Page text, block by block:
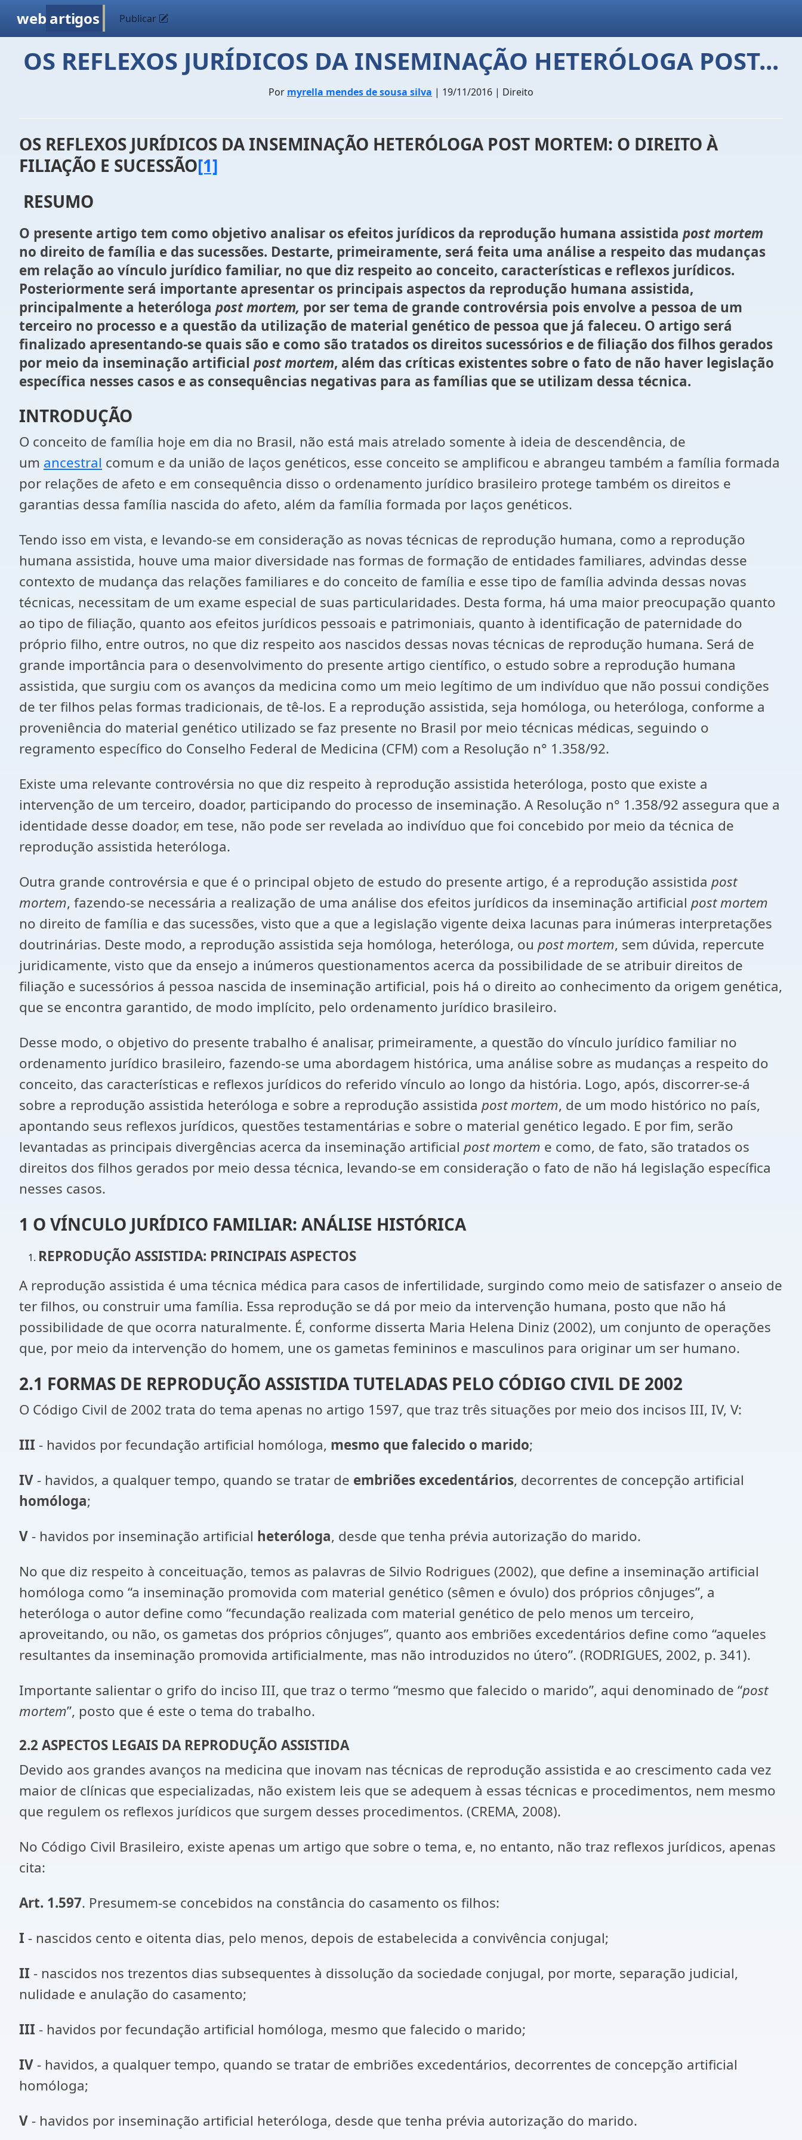
web artigos Publicar
OS REFLEXOS JURÍDICOS DA INSEMINAÇÃO HETERÓLOGA POST...
Por myrella mendes de sousa silva | 19/11/2016 | Direito
OS REFLEXOS JURÍDICOS DA INSEMINAÇÃO HETERÓLOGA POST MORTEM: O DIREITO À
FILIAÇÃO E SUCESSÃO[1]
RESUMO
O presente artigo tem como objetivo analisar os efeitos jurídicos da reprodução humana assistida post mortem
no direito de família e das sucessões. Destarte, primeiramente, será feita uma análise a respeito das mudanças
em relação ao vínculo jurídico familiar, no que diz respeito ao conceito, características e reflexos jurídicos.
Posteriormente será importante apresentar os principais aspectos da reprodução humana assistida,
principalmente a heteróloga post mortem, por ser tema de grande controvérsia pois envolve a pessoa de um
terceiro no processo e a questão da utilização de material genético de pessoa que já faleceu. O artigo será
finalizado apresentando-se quais são e como são tratados os direitos sucessórios e de filiação dos filhos gerados
por meio da inseminação artificial post mortem, além das críticas existentes sobre o fato de não haver legislação
específica nesses casos e as consequências negativas para as famílias que se utilizam dessa técnica.
INTRODUÇÃO
O conceito de família hoje em dia no Brasil, não está mais atrelado somente à ideia de descendência, de
um ancestral comum e da união de laços genéticos, esse conceito se amplificou e abrangeu também a família formada
por relações de afeto e em consequência disso o ordenamento jurídico brasileiro protege também os direitos e
garantias dessa família nascida do afeto, além da família formada por laços genéticos.
Tendo isso em vista, e levando-se em consideração as novas técnicas de reprodução humana, como a reprodução
humana assistida, houve uma maior diversidade nas formas de formação de entidades familiares, advindas desse
contexto de mudança das relações familiares e do conceito de família e esse tipo de família advinda dessas novas
técnicas, necessitam de um exame especial de suas particularidades. Desta forma, há uma maior preocupação quanto
ao tipo de filiação, quanto aos efeitos jurídicos pessoais e patrimoniais, quanto à identificação de paternidade do
próprio filho, entre outros, no que diz respeito aos nascidos dessas novas técnicas de reprodução humana. Será de
grande importância para o desenvolvimento do presente artigo científico, o estudo sobre a reprodução humana
assistida, que surgiu com os avanços da medicina como um meio legítimo de um indivíduo que não possui condições
de ter filhos pelas formas tradicionais, de tê-los. E a reprodução assistida, seja homóloga, ou heteróloga, conforme a
proveniência do material genético utilizado se faz presente no Brasil por meio técnicas médicas, seguindo o
regramento específico do Conselho Federal de Medicina (CFM) com a Resolução n° 1.358/92.
Existe uma relevante controvérsia no que diz respeito à reprodução assistida heteróloga, posto que existe a
intervenção de um terceiro, doador, participando do processo de inseminação. A Resolução n° 1.358/92 assegura que a
identidade desse doador, em tese, não pode ser revelada ao indivíduo que foi concebido por meio da técnica de
reprodução assistida heteróloga.
Outra grande controvérsia e que é o principal objeto de estudo do presente artigo, é a reprodução assistida post
mortem, fazendo-se necessária a realização de uma análise dos efeitos jurídicos da inseminação artificial post mortem
no direito de família e das sucessões, visto que a que a legislação vigente deixa lacunas para inúmeras interpretações
doutrinárias. Deste modo, a reprodução assistida seja homóloga, heteróloga, ou post mortem, sem dúvida, repercute
juridicamente, visto que da ensejo a inúmeros questionamentos acerca da possibilidade de se atribuir direitos de
filiação e sucessórios á pessoa nascida de inseminação artificial, pois há o direito ao conhecimento da origem genética,
que se encontra garantido, de modo implícito, pelo ordenamento jurídico brasileiro.
Desse modo, o objetivo do presente trabalho é analisar, primeiramente, a questão do vínculo jurídico familiar no
ordenamento jurídico brasileiro, fazendo-se uma abordagem histórica, uma análise sobre as mudanças a respeito do
conceito, das características e reflexos jurídicos do referido vínculo ao longo da história. Logo, após, discorrer-se-á
sobre a reprodução assistida heteróloga e sobre a reprodução assistida post mortem, de um modo histórico no país,
apontando seus reflexos jurídicos, questões testamentárias e sobre o material genético legado. E por fim, serão
levantadas as principais divergências acerca da inseminação artificial post mortem e como, de fato, são tratados os
direitos dos filhos gerados por meio dessa técnica, levando-se em consideração o fato de não há legislação específica
nesses casos.
1 O VÍNCULO JURÍDICO FAMILIAR: ANÁLISE HISTÓRICA
REPRODUÇÃO ASSISTIDA: PRINCIPAIS ASPECTOS
A reprodução assistida é uma técnica médica para casos de infertilidade, surgindo como meio de satisfazer o anseio de
ter filhos, ou construir uma família. Essa reprodução se dá por meio da intervenção humana, posto que não há
possibilidade de que ocorra naturalmente. É, conforme disserta Maria Helena Diniz (2002), um conjunto de operações
que, por meio da intervenção do homem, une os gametas femininos e masculinos para originar um ser humano.
2.1 FORMAS DE REPRODUÇÃO ASSISTIDA TUTELADAS PELO CÓDIGO CIVIL DE 2002
O Código Civil de 2002 trata do tema apenas no artigo 1597, que traz três situações por meio dos incisos III, IV, V:
III - havidos por fecundação artificial homóloga, mesmo que falecido o marido;
IV - havidos, a qualquer tempo, quando se tratar de embriões excedentários, decorrentes de concepção artificial
homóloga;
V - havidos por inseminação artificial heteróloga, desde que tenha prévia autorização do marido.
No que diz respeito à conceituação, temos as palavras de Silvio Rodrigues (2002), que define a inseminação artificial
homóloga como “a inseminação promovida com material genético (sêmen e óvulo) dos próprios cônjuges”, a
heteróloga o autor define como “fecundação realizada com material genético de pelo menos um terceiro,
aproveitando, ou não, os gametas dos próprios cônjuges”, quanto aos embriões excedentários define como “aqueles
resultantes da inseminação promovida artificialmente, mas não introduzidos no útero”. (RODRIGUES, 2002, p. 341).
Importante salientar o grifo do inciso III, que traz o termo “mesmo que falecido o marido”, aqui denominado de “post
mortem”, posto que é este o tema do trabalho.
2.2 ASPECTOS LEGAIS DA REPRODUÇÃO ASSISTIDA
Devido aos grandes avanços na medicina que inovam nas técnicas de reprodução assistida e ao crescimento cada vez
maior de clínicas que especializadas, não existem leis que se adequem à essas técnicas e procedimentos, nem mesmo
que regulem os reflexos jurídicos que surgem desses procedimentos. (CREMA, 2008).
No Código Civil Brasileiro, existe apenas um artigo que sobre o tema, e, no entanto, não traz reflexos jurídicos, apenas
cita:
Art. 1.597. Presumem-se concebidos na constância do casamento os filhos:
I - nascidos cento e oitenta dias, pelo menos, depois de estabelecida a convivência conjugal;
II - nascidos nos trezentos dias subsequentes à dissolução da sociedade conjugal, por morte, separação judicial,
nulidade e anulação do casamento;
III - havidos por fecundação artificial homóloga, mesmo que falecido o marido;
IV - havidos, a qualquer tempo, quando se tratar de embriões excedentários, decorrentes de concepção artificial
homóloga;
V - havidos por inseminação artificial heteróloga, desde que tenha prévia autorização do marido.